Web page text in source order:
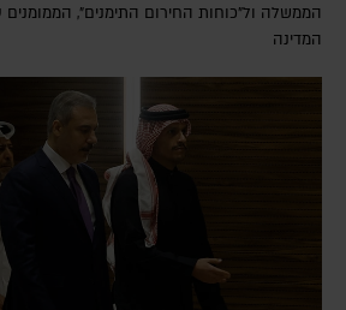
הממשלה ול"כוחות החירום התימנים", הממומנים
המדינה